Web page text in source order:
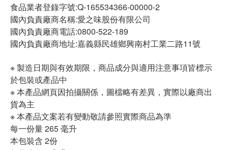
食品業者登錄字號:Q-165534366-00000-2
國內負責廠商名稱:愛之味股份有限公司
國內負責廠商電話:0800-522-189
國內負責廠商地址:嘉義縣民雄鄉興南村工業二路11號
※ 製造日期與有效期限，商品成分與適用注意事項皆標示
於包裝或產品中
※ 本產品網頁因拍攝關係，圖檔略有差異，實際以廠商出
貨為主
※ 本產品文案若有變動敬請參照實際商品為準
每一份量 265 毫升
本包裝含 2份